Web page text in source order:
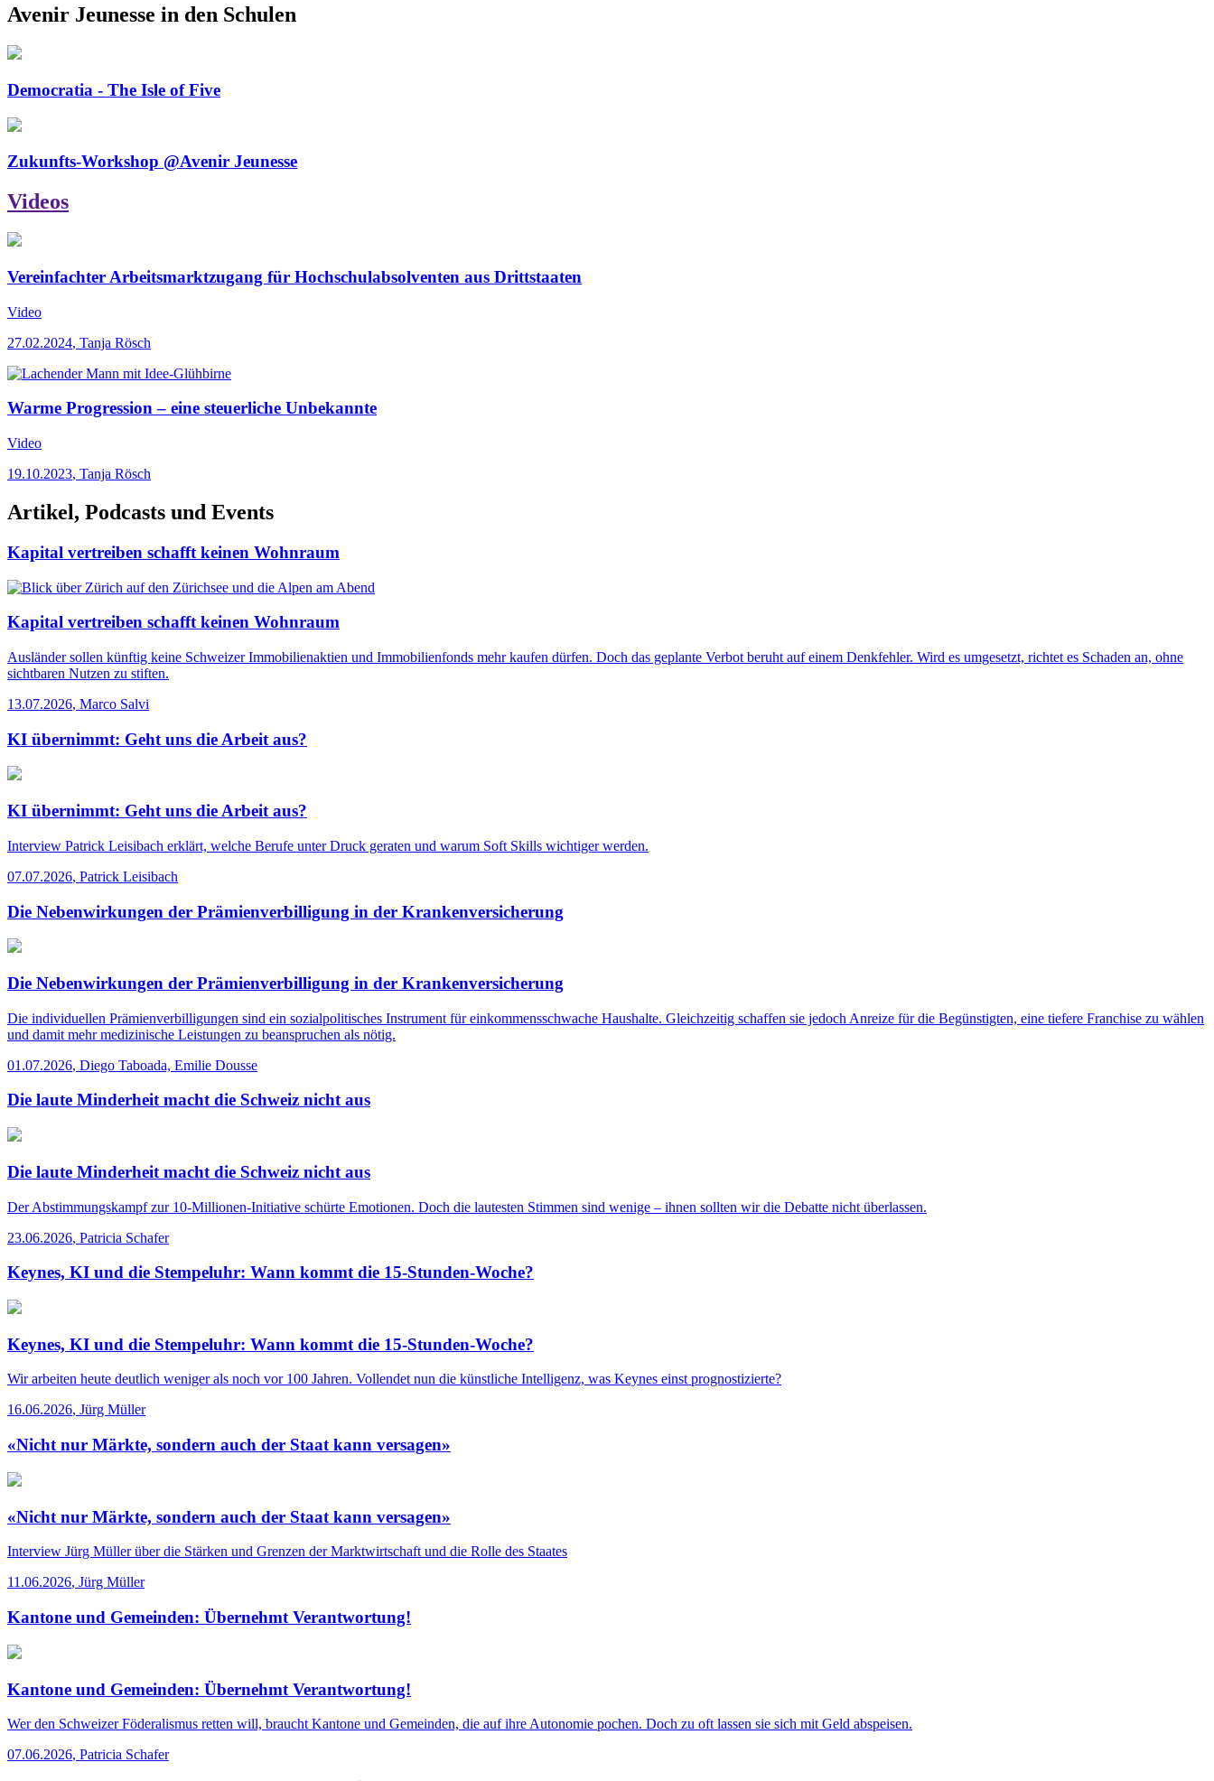
Avenir Jeunesse in den Schulen
Democratia - The Isle of Five
Zukunfts-Workshop @Avenir Jeunesse
Videos
Vereinfachter Arbeitsmarktzugang für Hochschulabsolventen aus Drittstaaten
Video
27.02.2024, Tanja Rösch
Warme Progression – eine steuerliche Unbekannte
Video
19.10.2023, Tanja Rösch
Artikel, Podcasts und Events
Kapital vertreiben schafft keinen Wohnraum
Kapital vertreiben schafft keinen Wohnraum
Ausländer sollen künftig keine Schweizer Immobilienaktien und Immobilienfonds mehr kaufen dürfen. Doch das geplante Verbot beruht auf einem Denkfehler. Wird es umgesetzt, richtet es Schaden an, ohne
sichtbaren Nutzen zu stiften.
13.07.2026, Marco Salvi
KI übernimmt: Geht uns die Arbeit aus?
KI übernimmt: Geht uns die Arbeit aus?
Interview Patrick Leisibach erklärt, welche Berufe unter Druck geraten und warum Soft Skills wichtiger werden.
07.07.2026, Patrick Leisibach
Die Nebenwirkungen der Prämienverbilligung in der Krankenversicherung
Die Nebenwirkungen der Prämienverbilligung in der Krankenversicherung
Die individuellen Prämienverbilligungen sind ein sozialpolitisches Instrument für einkommensschwache Haushalte. Gleichzeitig schaffen sie jedoch Anreize für die Begünstigten, eine tiefere Franchise zu wählen
und damit mehr medizinische Leistungen zu beanspruchen als nötig.
01.07.2026, Diego Taboada, Emilie Dousse
Die laute Minderheit macht die Schweiz nicht aus
Die laute Minderheit macht die Schweiz nicht aus
Der Abstimmungskampf zur 10-Millionen-Initiative schürte Emotionen. Doch die lautesten Stimmen sind wenige – ihnen sollten wir die Debatte nicht überlassen.
23.06.2026, Patricia Schafer
Keynes, KI und die Stempeluhr: Wann kommt die 15-Stunden-Woche?
Keynes, KI und die Stempeluhr: Wann kommt die 15-Stunden-Woche?
Wir arbeiten heute deutlich weniger als noch vor 100 Jahren. Vollendet nun die künstliche Intelligenz, was Keynes einst prognostizierte?
16.06.2026, Jürg Müller
«Nicht nur Märkte, sondern auch der Staat kann versagen»
«Nicht nur Märkte, sondern auch der Staat kann versagen»
Interview Jürg Müller über die Stärken und Grenzen der Marktwirtschaft und die Rolle des Staates
11.06.2026, Jürg Müller
Kantone und Gemeinden: Übernehmt Verantwortung!
Kantone und Gemeinden: Übernehmt Verantwortung!
Wer den Schweizer Föderalismus retten will, braucht Kantone und Gemeinden, die auf ihre Autonomie pochen. Doch zu oft lassen sie sich mit Geld abspeisen.
07.06.2026, Patricia Schafer